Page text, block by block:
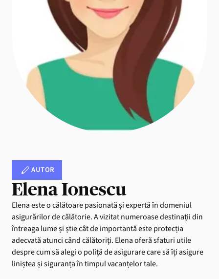
AUTOR
Elena Ionescu
Elena este o călătoare pasionată și expertă în domeniul
asigurărilor de călătorie. A vizitat numeroase destinații din
întreaga lume și știe cât de importantă este protecția
adecvată atunci când călătoriți. Elena oferă sfaturi utile
despre cum să alegi o poliță de asigurare care să îți asigure
liniștea și siguranța în timpul vacanțelor tale.